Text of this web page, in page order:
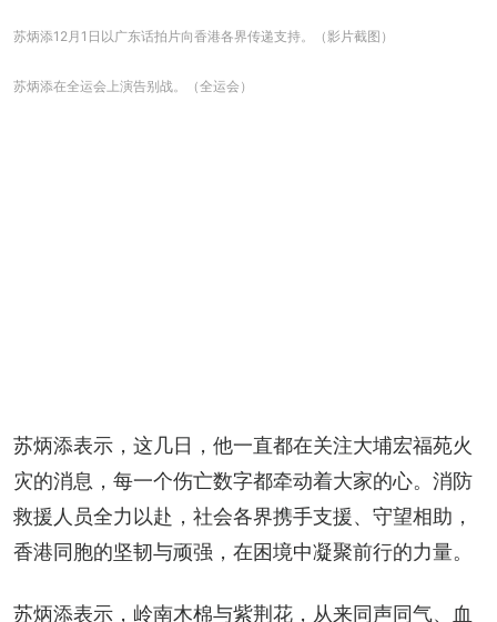
苏炳添12月1日以广东话拍片向香港各界传递支持。（影片截图）
苏炳添在全运会上演告别战。（全运会）
苏炳添表示，这几日，他一直都在关注大埔宏福苑火
灾的消息，每一个伤亡数字都牵动着大家的心。消防
救援人员全力以赴，社会各界携手支援、守望相助，
香港同胞的坚韧与顽强，在困境中凝聚前行的力量。
苏炳添表示，岭南木棉与紫荆花，从来同声同气、血